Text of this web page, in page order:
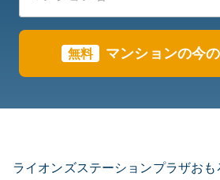
無料 マンションの今
ライオンズステーションプラザおも